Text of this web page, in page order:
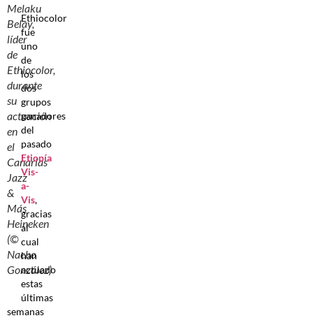
Melaku
Belay,
líder
de
Ethiocolor,
durante
su
actuación
en
el
Canarias
Jazz
&
Más
Heineken
(©
Nacho
González)
Ethiocolor
fue
uno
de
los
dos
grupos
ganadores
del
pasado
Etiopía
Vis-
a-
Vis,
gracias
al
cual
han
actuado
estas
últimas
semanas